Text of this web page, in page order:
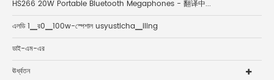
HS266 20W Portable Bluetooth Megaphones - 翻译中...
এলডি 1▁র0▁100w-স্পেশাল usyusticha▁iling
ডাই-এম-এর
ঊর্ধ্বতন